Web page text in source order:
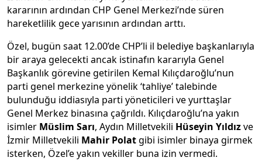
kararının ardından CHP Genel Merkezi’nde süren
hareketlilik gece yarısının ardından arttı.
Özel, bugün saat 12.00’de CHP’li il belediye başkanlarıyla
bir araya gelecekti ancak istinafın kararıyla Genel
Başkanlık görevine getirilen Kemal Kılıçdaroğlu’nun
parti genel merkezine yönelik ‘tahliye’ talebinde
bulunduğu iddiasıyla parti yöneticileri ve yurttaşlar
Genel Merkez binasına çağrıldı. Kılıçdaroğlu’na yakın
isimler Müslim Sarı, Aydın Milletvekili Hüseyin Yıldızve
İzmir Milletvekili Mahir Polatgibi isimler binaya girmek
isterken, Özel’e yakın vekiller buna izin vermedi.